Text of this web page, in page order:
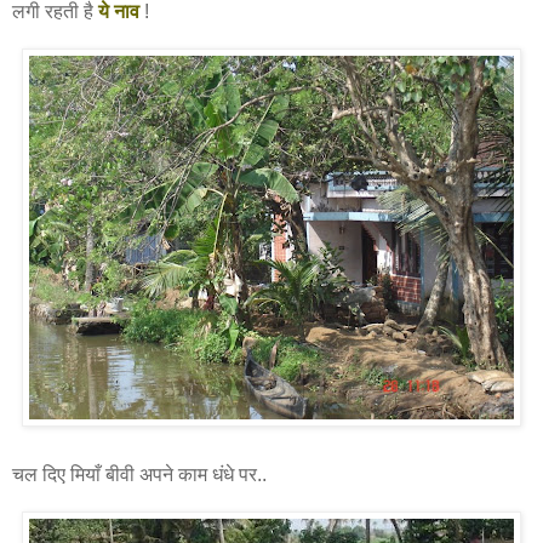
लगी रहती हैये नाव!
चल दिए मियाँ बीवी अपने काम धंधे पर..